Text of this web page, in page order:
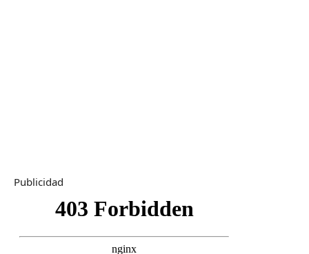
Publicidad